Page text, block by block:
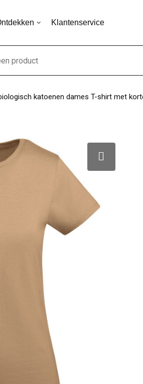
Klantenservice
katoenen dames T-shirt met